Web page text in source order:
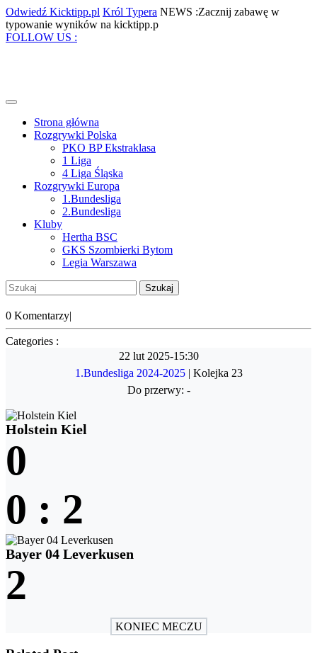
Skip
to
content
Odwiedź Kicktipp.pl Odwiedź
Kicktipp.pl
Król Typera Król
Typera
NEWS :Zacznij zabawę w
typowanie wyników na kicktipp.pZacznij
FOLLOW US :
Open
Strona główna
Rozgrywki Polska
PKO BP Ekstraklasa
1 Liga
4 Liga Śląska
Rozgrywki Europa
1.Bundesliga
2.Bundesliga
Kluby
Hertha BSC
GKS Szombierki Bytom
Legia Warszawa
Close
Menu
Szukaj:
Account
0 Komentarzy|
Categories :
22 lut 2025-15:30
1.Bundesliga 2024-2025 | Kolejka 23
Do przerwy: -
Holstein Kiel
0
0 : 2
Bayer 04 Leverkusen
2
KONIEC MECZU